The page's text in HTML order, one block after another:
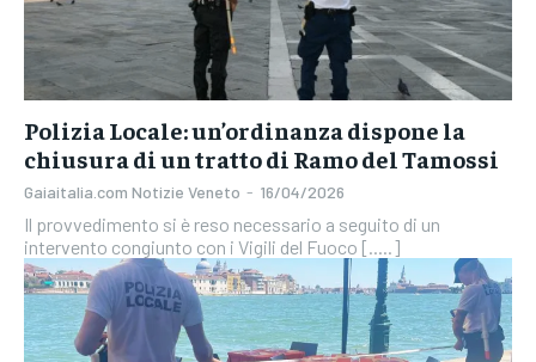
Polizia Locale: un’ordinanza dispone la
chiusura di un tratto di Ramo del Tamossi
Gaiaitalia.com Notizie Veneto - 16/04/2026
Il provvedimento si è reso necessario a seguito di un
intervento congiunto con i Vigili del Fuoco [.....]